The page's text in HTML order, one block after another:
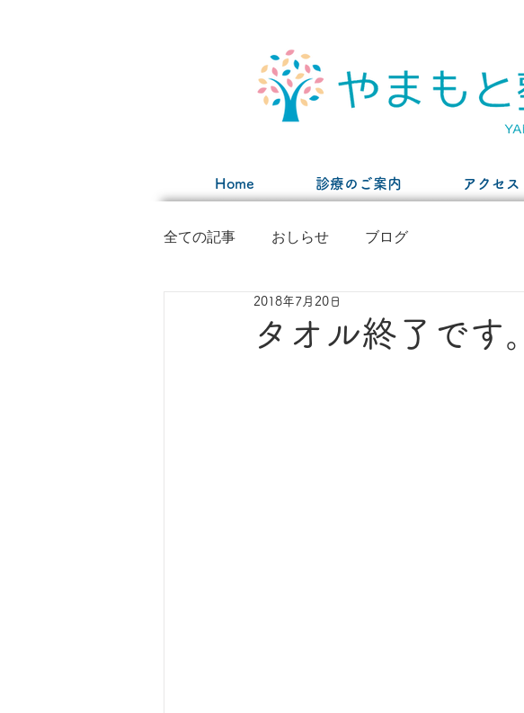
全ての記事 おしらせ ブログ
タオル終了です。
2018年7月20日
Home 診療のご案内 アクセス